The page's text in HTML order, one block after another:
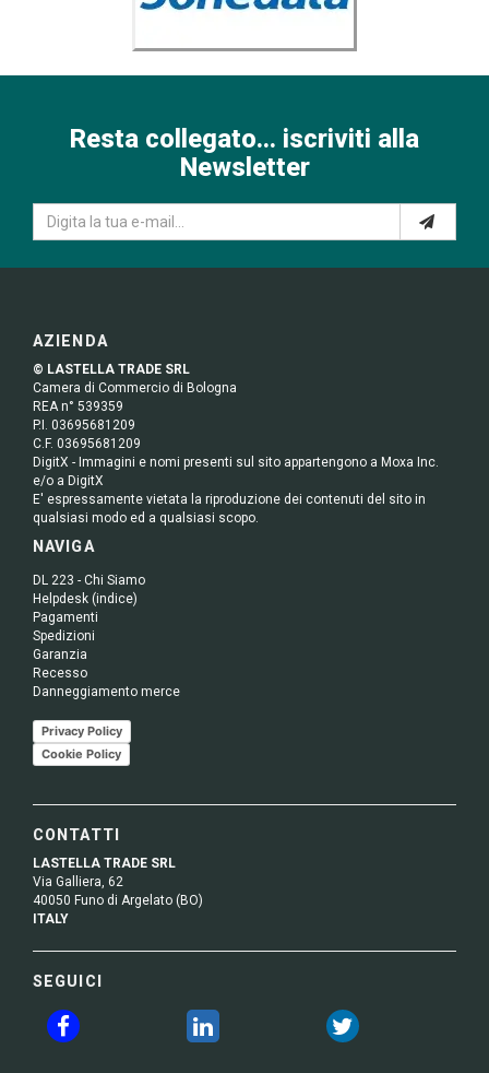
Resta collegato... iscriviti alla
Newsletter
AZIENDA
© LASTELLA TRADE SRL
Camera di Commercio di Bologna
REA n° 539359
P.I. 03695681209
C.F. 03695681209
DigitX - Immagini e nomi presenti sul sito appartengono a Moxa Inc.
e/o a DigitX
E' espressamente vietata la riproduzione dei contenuti del sito in
qualsiasi modo ed a qualsiasi scopo.
NAVIGA
DL 223 - Chi Siamo
Helpdesk (indice)
Pagamenti
Spedizioni
Garanzia
Recesso
Danneggiamento merce
Privacy Policy
Cookie Policy
CONTATTI
LASTELLA TRADE SRL
Via Galliera, 62
40050 Funo di Argelato (BO)
ITALY
SEGUICI